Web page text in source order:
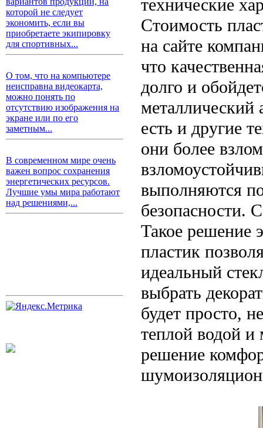
которой не следует
экономить, если вы
приобретаете экипировку
для спортивных...
О том, что на компьютере
неисправна видеокарта,
можно понять по
отсутствию изображения на
экране или по его
заметным...
В современном мире очень
важен вопрос сохранения
энергетических ресурсов.
Лучшие умы мира работают
над решениями,...
технические
Стоимость
на сайте
что
долго и
металлический
есть и другие
они более
выполняются
безопасности.
Такое решение
пластик
идеальный
выбрать
будет просто,
теплой водой
решение